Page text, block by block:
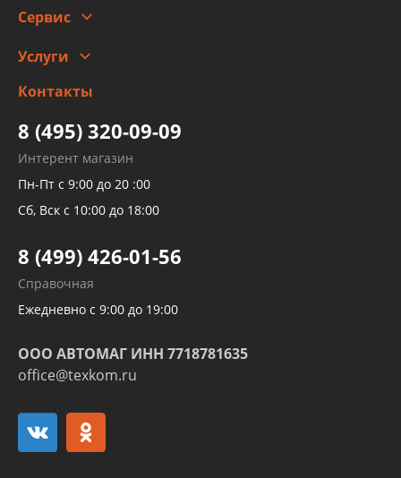
Сервис
Заправка кондиционера авто
Детейлинг
Услуги
высокого давления
Тормозных трубок
Рукавов гидроусилителей
Рукавов компрессоров и турбин
Трубок кондиционеров
Развертка пайка медных стальных
алюминиевых трубок и штуцеров
Контакты
8 (495) 320-09-09
Интерент магазин
Пн-Пт с 9:00 до 20 :00
Сб, Вск с 10:00 до 18:00
8 (499) 426-01-56
Справочная
Ежедневно с 9:00 до 19:00
ООО АВТОМАГ ИНН 7718781635
office@texkom.ru